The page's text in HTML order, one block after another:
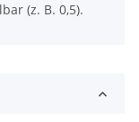
(z. B. 0,5).